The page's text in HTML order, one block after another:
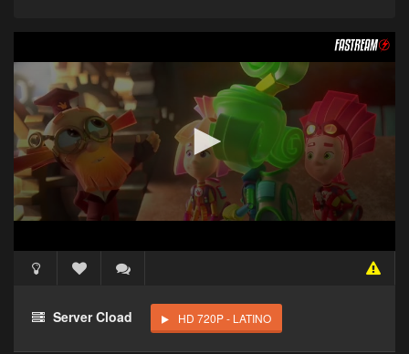
Haz clic 3 veces en el botón para desbloquear este
reproductor
Server Cload HD 720P - LATINO